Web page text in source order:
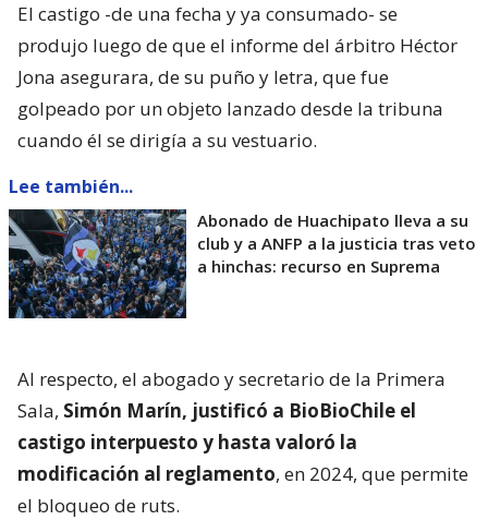
El castigo -de una fecha y ya consumado- se
produjo luego de que el informe del árbitro Héctor
Jona asegurara, de su puño y letra, que fue
golpeado por un objeto lanzado desde la tribuna
cuando él se dirigía a su vestuario.
Lee también...
Abonado de Huachipato lleva a su
club y a ANFP a la justicia tras veto
a hinchas: recurso en Suprema
Al respecto, el abogado y secretario de la Primera
Sala, Simón Marín, justificó a BioBioChile el
castigo interpuesto y hasta valoró la
modificación al reglamento, en 2024, que permite
el bloqueo de ruts.